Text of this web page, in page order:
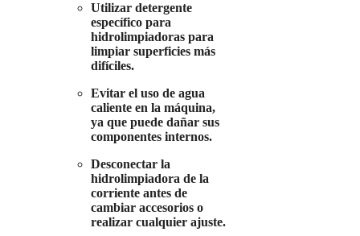
Utilizar detergente
específico para
hidrolimpiadoras para
limpiar superficies más
difíciles.
Evitar el uso de agua
caliente en la máquina,
ya que puede dañar sus
componentes internos.
Desconectar la
hidrolimpiadora de la
corriente antes de
cambiar accesorios o
realizar cualquier ajuste.